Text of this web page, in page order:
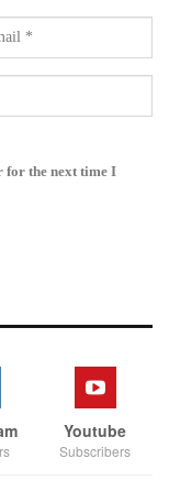
for the next time I
Youtube
Subscribers